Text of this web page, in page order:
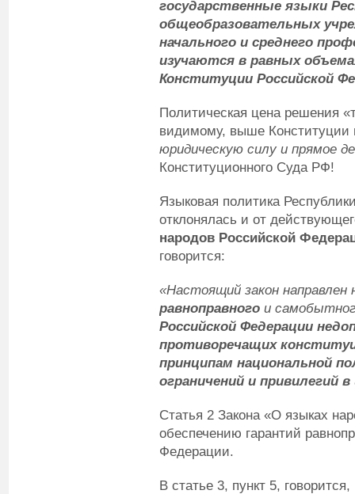
государственные языки
общеобразовательных
начального и среднего
изучаются в равных
Конституции Российской
Политическая цена решения
видимому, выше
юридическую силу и прямое
Конституционного Суда РФ!
Языковая политика
отклонялась и от
народов Российской
говорится:
«Настоящий закон направлен
равноправного и
Российской Федерации
противоречащих
принципам национальной
ограничений и привилегий
Статья 2 Закона «О языках
обеспечению гарантий
Федерации.
В статье 3, пункт 5,